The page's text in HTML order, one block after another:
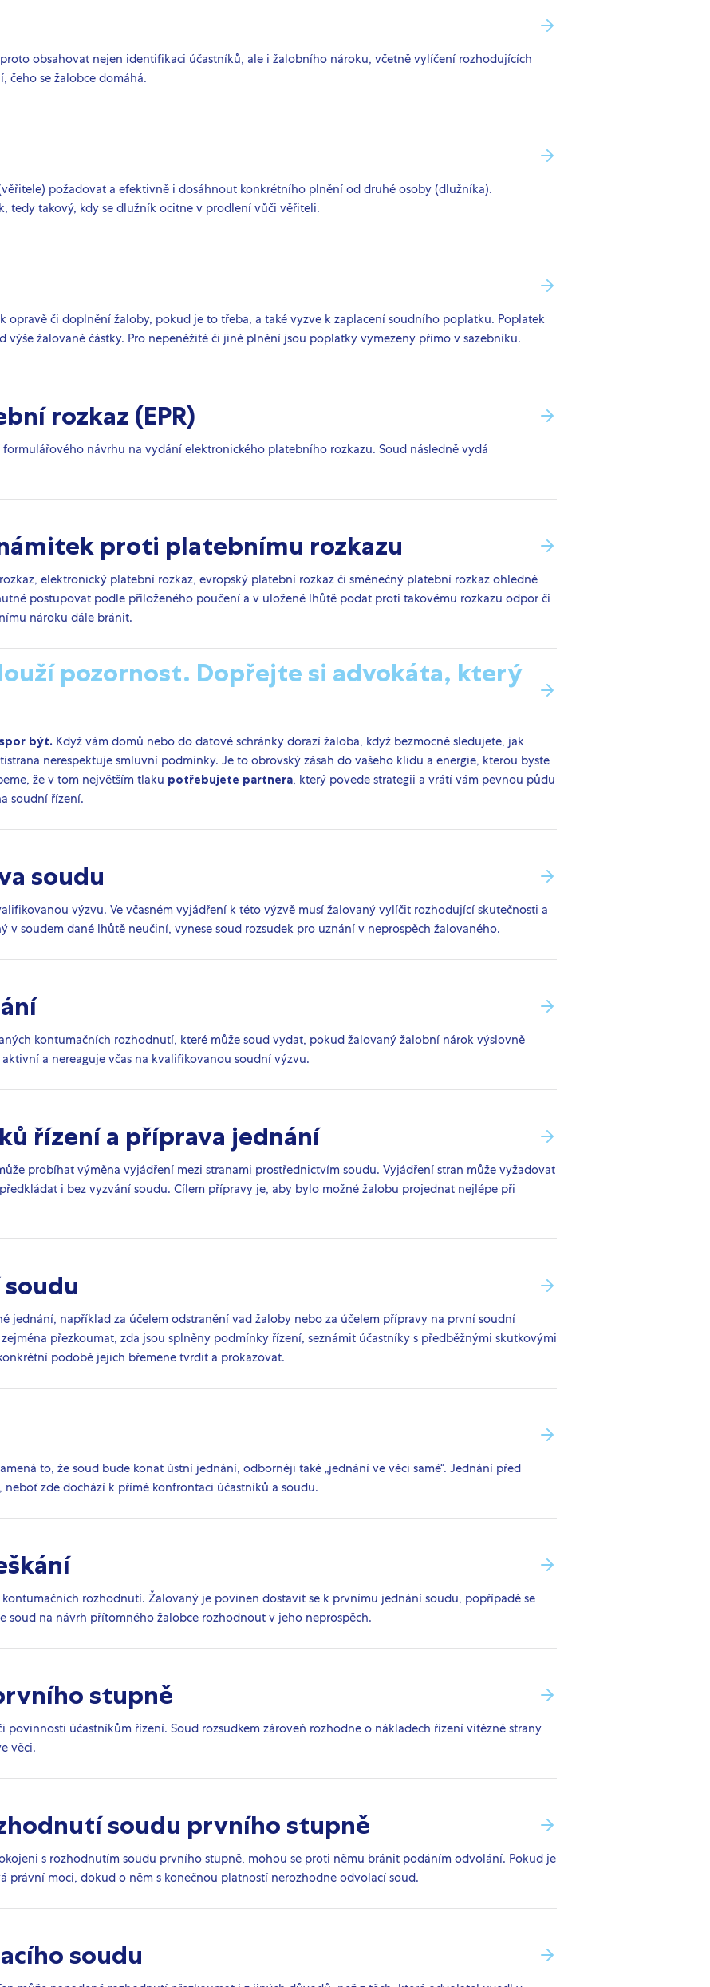
obsahovat nejen identifikaci účastníků, ale i žalobního nároku, včetně vylíčení rozhodujících
čeho se žalobce domáhá.
požadovat a efektivně i dosáhnout konkrétního plnění od druhé osoby (dlužníka).
tedy takový, kdy se dlužník ocitne v prodlení vůči věřiteli.
opravě či doplnění žaloby, pokud je to třeba, a také vyzve k zaplacení soudního poplatku. Poplatek
žalované částky. Pro nepeněžité či jiné plnění jsou poplatky vymezeny přímo v sazebníku.
rozkaz (EPR)
návrhu na vydání elektronického platebního rozkazu. Soud následně vydá
proti platebnímu rozkazu
elektronický platební rozkaz, evropský platební rozkaz či směnečný platební rozkaz ohledně
postupovat podle přiloženého poučení a v uložené lhůtě podat proti takovému rozkazu odpor či
nároku dále bránit.
pozornost. Dopřejte si advokáta, který
být. Když vám domů nebo do datové schránky dorazí žaloba, když bezmocně sledujete, jak
nerespektuje smluvní podmínky. Je to obrovský zásah do vašeho klidu a energie, kterou byste
že v tom největším tlaku potřebujete partnera, který povede strategii a vrátí vám pevnou půdu
soudní řízení.
soudu
výzvu. Ve včasném vyjádření k této výzvě musí žalovaný vylíčit rozhodující skutečnosti a
v soudem dané lhůtě neučiní, vynese soud rozsudek pro uznání v neprospěch žalovaného.
kontumačních rozhodnutí, které může soud vydat, pokud žalovaný žalobní nárok výslovně
a nereaguje včas na kvalifikovanou soudní výzvu.
řízení a příprava jednání
probíhat výměna vyjádření mezi stranami prostřednictvím soudu. Vyjádření stran může vyžadovat
i bez vyzvání soudu. Cílem přípravy je, aby bylo možné žalobu projednat nejlépe při
jednání, například za účelem odstranění vad žaloby nebo za účelem přípravy na první soudní
přezkoumat, zda jsou splněny podmínky řízení, seznámit účastníky s předběžnými skutkovými
podobě jejich břemene tvrdit a prokazovat.
to, že soud bude konat ústní jednání, odborněji také „jednání ve věci samé“. Jednání před
neboť zde dochází k přímé konfrontaci účastníků a soudu.
kontumačních rozhodnutí. Žalovaný je povinen dostavit se k prvnímu jednání soudu, popřípadě se
soud na návrh přítomného žalobce rozhodnout v jeho neprospěch.
stupně
povinnosti účastníkům řízení. Soud rozsudkem zároveň rozhodne o nákladech řízení vítězné strany
věci.
soudu prvního stupně
s rozhodnutím soudu prvního stupně, mohou se proti němu bránit podáním odvolání. Pokud je
právní moci, dokud o něm s konečnou platností nerozhodne odvolací soud.
soudu